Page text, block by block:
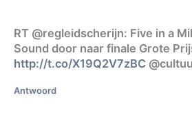
RT @regleidscherijn: Five in a
Sound door naar finale Grote
http://t.co/X19Q2V7zBC
Antwoord